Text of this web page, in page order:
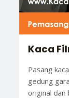
Kaca
Pasang
gedung
original dan